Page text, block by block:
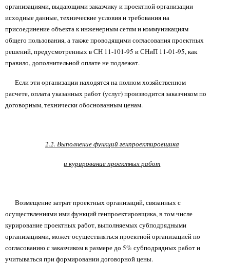
организациями, выдающими заказчику и проектной организации
исходные данные, технические условия и требования на
присоединение объекта к инженерным сетям и коммуникациям
общего пользования, а также проводящими согласования проектных
решений, предусмотренных в СН 11-101-95 и СНиП 11-01-95, как
правило, дополнительной оплате не подлежат.
Если эти организации находятся на полном хозяйственном
расчете, оплата указанных работ (услуг) производится заказчиком по
договорным, технически обоснованным ценам.
2.2. Выполнение функций генпроектировщика
и курирование проектных работ
Возмещение затрат проектных организаций, связанных с
осуществлениями ими функций генпроектировщика, в том числе
курирование проектных работ, выполняемых субподрядными
организациями, может осуществляться проектной организацией по
согласованию с заказчиком в размере до 5% субподрядных работ и
учитываться при формировании договорной цены.